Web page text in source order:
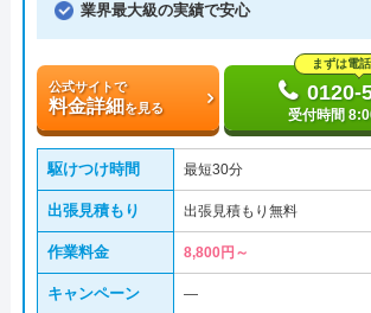
業界最大級の実績で安心
公式サイトで
料金詳細を見る
まずは電
0120-
受付時間
駆けつけ時間 最短30分
出張見積もり 出張見積もり無料
作業料金 8,800円～
キャンペーン ―